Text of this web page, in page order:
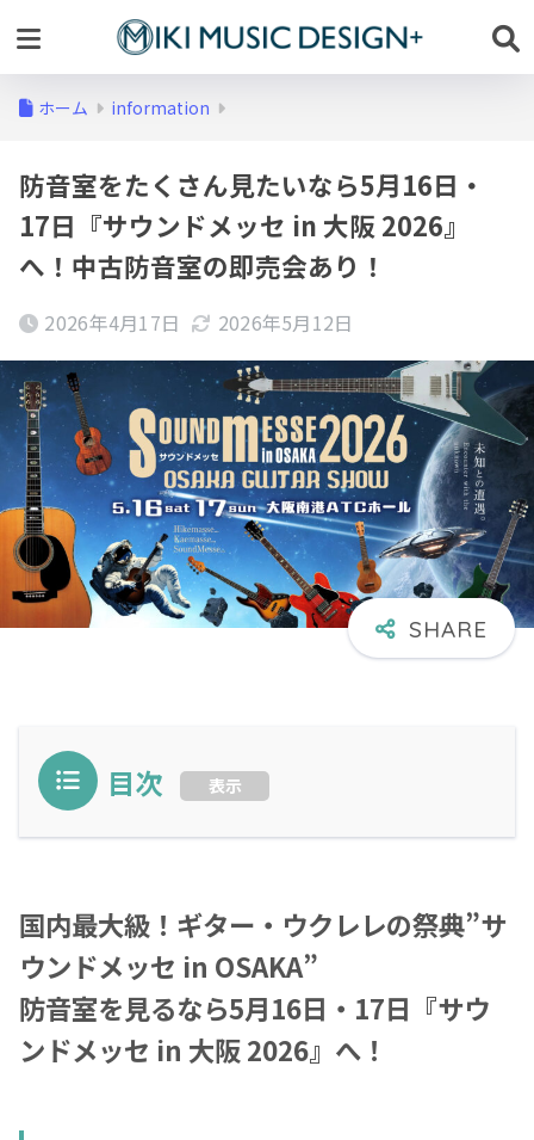
ホーム information
防音室をたくさん見たいなら5月16日・
17日『サウンドメッセ in 大阪 2026』
へ！中古防音室の即売会あり！
2026年4月17日 2026年5月12日
目次 表示
国内最大級！ギター・ウクレレの祭典”サ
ウンドメッセ in OSAKA”
防音室を見るなら5月16日・17日『サウ
ンドメッセ in 大阪 2026』へ！